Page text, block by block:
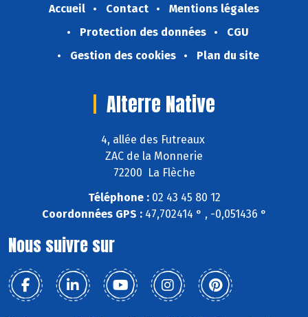
Accueil Contact
Mentions légales
Protection des données
CGU
Gestion des cookies
Plan du site
Alterre Native
4, allée des Futreaux
ZAC de la Monnerie
72200 La Flèche
Téléphone :02 43 45 80 12
Coordonnées GPS :47,702414 ° , -0,051436 °
Nous suivre sur